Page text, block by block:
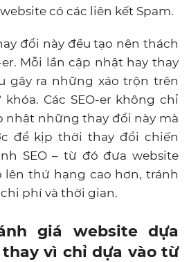
có các liên kết Spam.
đổi này đều tạo nên thách
Mỗi lần cập nhật hay thay
gây ra những xáo trộn trên
Các SEO-er không chỉ
nhật những thay đổi này mà
để kịp thời thay đổi chiến
SEO – từ đó đưa website
lên thứ hạng cao hơn, tránh
phí và thời gian.
giá website dựa
vì chỉ dựa vào từ